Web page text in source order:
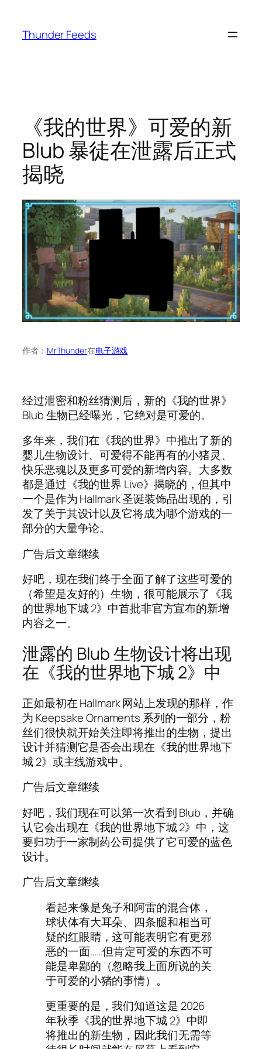
Thunder Feeds
《我的世界》可爱的新
Blub 暴徒在泄露后正式
揭晓
作者： MrThunder在电子游戏
经过泄密和粉丝猜测后，新的《我的世界》
Blub 生物已经曝光，它绝对是可爱的。
多年来，我们在《我的世界》中推出了新的
婴儿生物设计、可爱得不能再有的小猪灵、
快乐恶魂以及更多可爱的新增内容。大多数
都是通过《我的世界 Live》揭晓的，但其中
一个是作为 Hallmark 圣诞装饰品出现的，引
发了关于其设计以及它将成为哪个游戏的一
部分的大量争论。
广告后文章继续
好吧，现在我们终于全面了解了这些可爱的
（希望是友好的）生物，很可能展示了《我
的世界地下城 2》中首批非官方宣布的新增
内容之一。
泄露的 Blub 生物设计将出现
在《我的世界地下城 2》中
正如最初在 Hallmark 网站上发现的那样，作
为 Keepsake Ornaments 系列的一部分，粉
丝们很快就开始关注即将推出的生物，提出
设计并猜测它是否会出现在《我的世界地下
城 2》或主线游戏中。
广告后文章继续
好吧，我们现在可以第一次看到 Blub，并确
认它会出现在《我的世界地下城 2》中，这
要归功于一家制药公司提供了它可爱的蓝色
设计。
广告后文章继续
看起来像是兔子和阿雷的混合体，
球状体有大耳朵、四条腿和相当可
疑的红眼睛，这可能表明它有更邪
恶的一面……但肯定可爱的东西不可
能是卑鄙的（忽略我上面所说的关
于可爱的小猪的事情）。
更重要的是，我们知道这是 2026
年秋季《我的世界地下城 2》中即
将推出的新生物，因此我们无需等